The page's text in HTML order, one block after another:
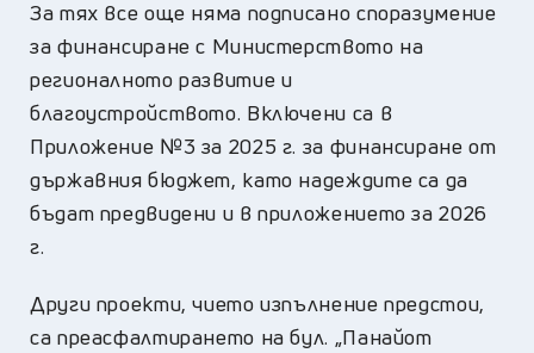
За тях все още няма подписано споразумение
за финансиране с Министерството на
регионалното развитие и
благоустройството. Включени са в
Приложение №3 за 2025 г. за финансиране от
държавния бюджет, като надеждите са да
бъдат предвидени и в приложението за 2026
г.
Други проекти, чието изпълнение предстои,
са преасфалтирането на бул. „Панайот